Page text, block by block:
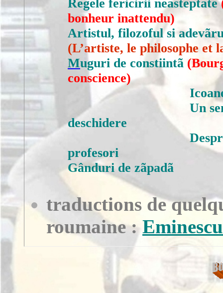
Regele fericirii neasteptate
bonheur inattendu)
Artistul, filozoful si
(L’artiste, le philosophe et
Muguri de constiintã
conscience)
Un
deschidere
profesori
Gânduri de zãpadã
traductions de
roumaine :Eminescu